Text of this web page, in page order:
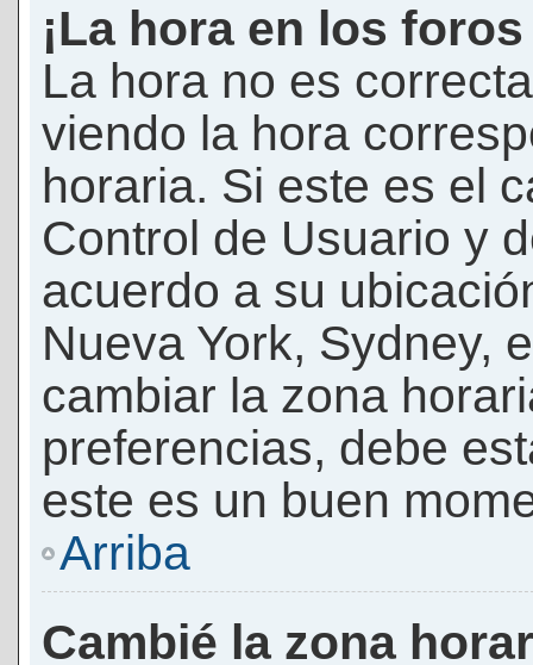
¡La hora en los
La hora no es
viendo la hora
horaria. Si este es el
Control de Usuario y
acuerdo a su
Nueva York, Sydney,
cambiar la zona
preferencias, debe
este es un buen
Arriba
Cambié la zona